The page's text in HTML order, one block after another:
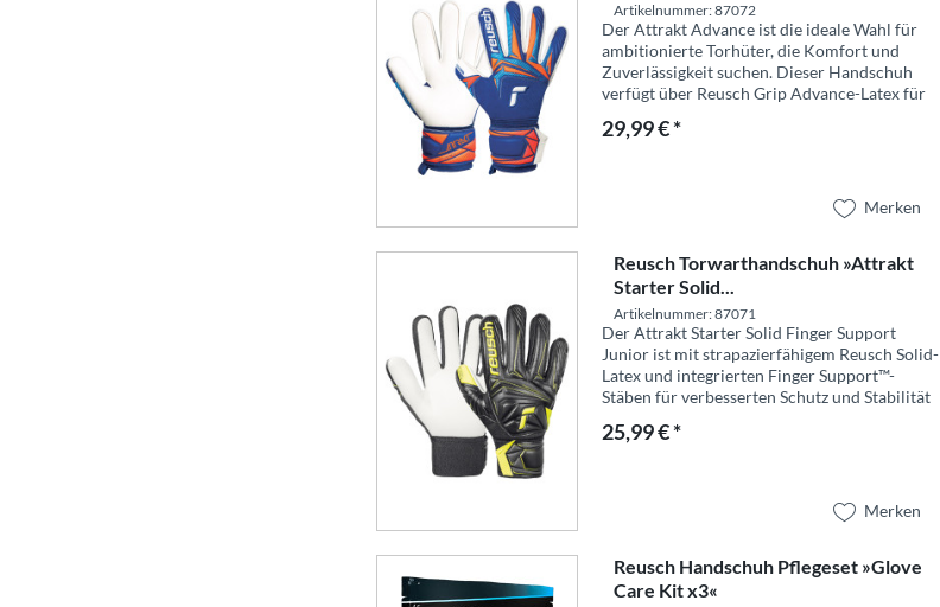
Artikelnummer: 87072
Der Attrakt Advance ist die ideale Wahl für
ambitionierte Torhüter, die Komfort und
Zuverlässigkeit suchen. Dieser Handschuh
verfügt über Reusch Grip Advance-Latex für
ausgestattet, um die...
29,99 € *
Merken
Reusch Torwarthandschuh »Attrakt
Starter Solid...
Artikelnummer: 87071
Der Attrakt Starter Solid Finger Support
Junior ist mit strapazierfähigem Reusch Solid-
Latex und integrierten Finger Support™-
Stäben für verbesserten Schutz und Stabilität
sicheren, engen...
25,99 € *
Merken
Reusch Handschuh Pflegeset »Glove
Care Kit x3«